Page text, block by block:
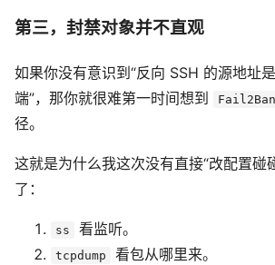
第三，封禁对象并不直观
如果你没有意识到“反向 SSH 的源地址
端”，那你就很难第一时间想到
Fail2Ban
径。
这就是为什么我这次没有直接“改配置碰
了：
ss 看监听。
tcpdump 看包从哪里来。